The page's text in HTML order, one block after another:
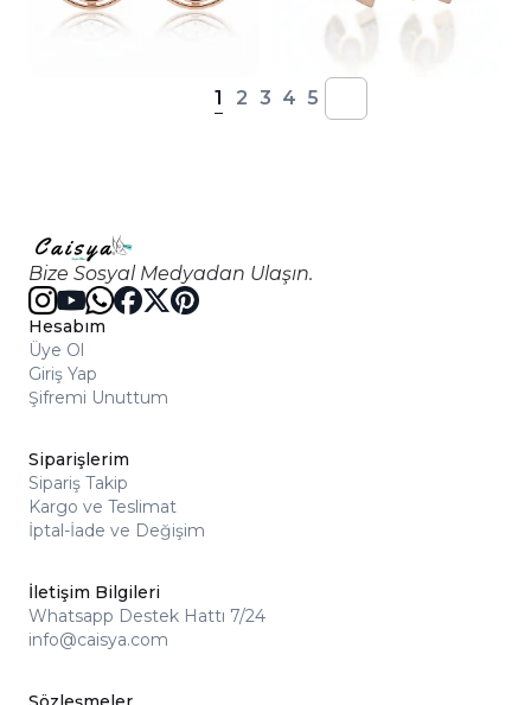
1 2 3 4 5
Bize Sosyal Medyadan Ulaşın.
Hesabım
Üye Ol
Giriş Yap
Şifremi Unuttum
Siparişlerim
Sipariş Takip
Kargo ve Teslimat
İptal-İade ve Değişim
İletişim Bilgileri
Whatsapp Destek Hattı 7/24
info@caisya.com